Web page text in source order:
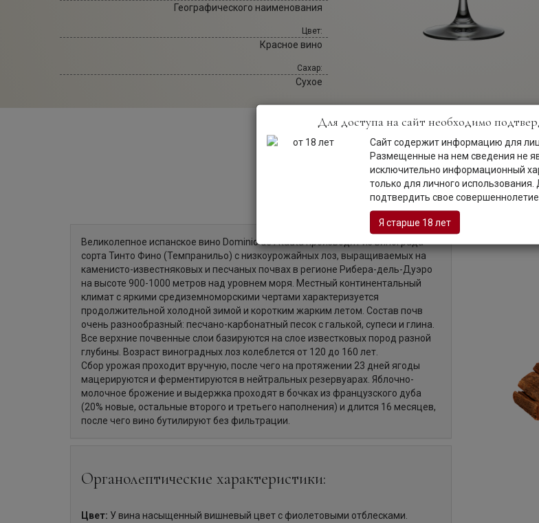
Географического наименования
Цвет:
Красное вино
Сахар:
Сухое
Описание
Великолепное испанское вино Dominio de Atauta производят из винограда
сорта Тинто Фино (Темпранильо) с низкоурожайных лоз, выращиваемых на
каменисто-известняковых и песчаных почвах в регионе Рибера-дель-Дуэро
на высоте 900-1000 метров над уровнем моря. Местный континентальный
климат с яркими средиземноморскими чертами характеризуется
продолжительной холодной зимой и коротким жарким летом. Состав почв
очень разнообразный: песчано-карбонатный песок с галькой, супеси и глина.
Все верхние почвенные слои базируются на слое известковых пород разной
глубины. Возраст виноградных лоз колеблется от 120 до 160 лет.
Сбор урожая проходит вручную, после чего на протяжении 23 дней ягоды
мацерируются и ферментируются в нейтральных резервуарах. Яблочно-
молочное брожение и выдержка проходят в бочках из французского дуба
(20% новые, остальные второго и третьего наполнения) и длится 16 месяцев,
после чего вино бутилируют без фильтрации.
Органолептические характеристики:
Цвет: У вина насыщенный вишневый цвет с фиолетовыми отблесками.
Для доступа на сайт необходимо
Сайт содержит информацию для
Размещенные на нем сведения не
исключительно информационный
только для личного
подтвердить свое совершеннолетие.
Я старше 18 лет